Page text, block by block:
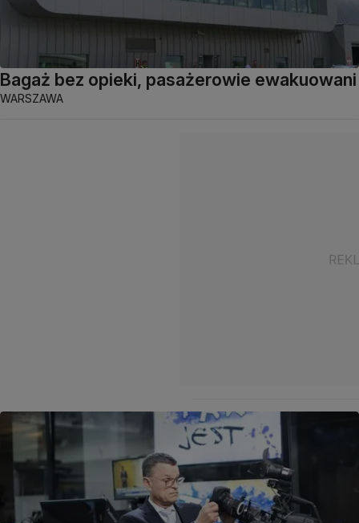
Bagaż bez opieki, pasażerowie ewakuowani
WARSZAWA